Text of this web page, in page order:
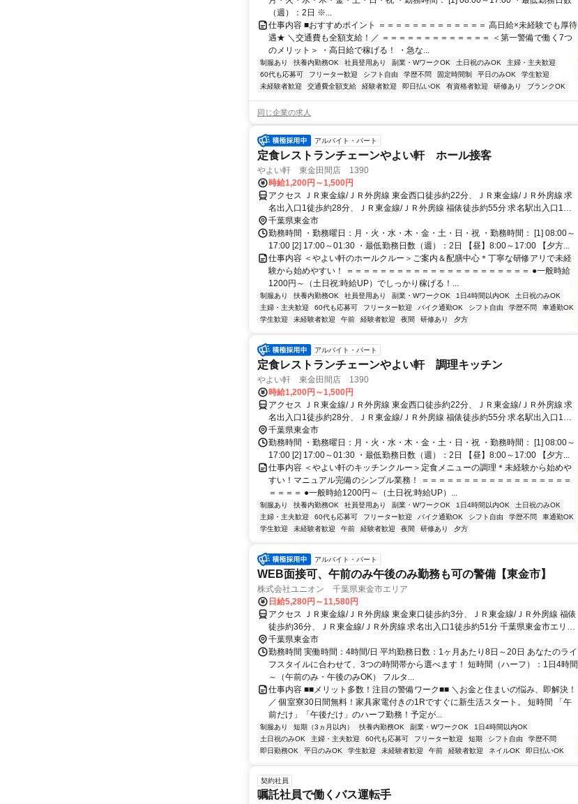
（週）：2日 ※...
仕事内容 ■おすすめポイント ＝＝＝＝＝＝＝＝＝＝＝＝＝ 高日給×未経験でも厚待
遇★ ＼交通費も全額支給！／ ＝＝＝＝＝＝＝＝＝＝＝＝＝ ＜第一警備で働く7つ
のメリット＞ ・高日給で稼げる！ ・急な...
制服あり 扶養内勤務OK 社員登用あり 副業・WワークOK 土日祝のみOK
主婦・主夫歓迎
60代も応募可
フリーター歓迎 シフト自由 学歴不問 固定時間制 平日のみOK
学生歓迎
未経験者歓迎
交通費全額支給 経験者歓迎 即日払いOK 有資格者歓迎 研修あり ブランクOK
同じ企業の求人
アルバイト・パート
定食レストランチェーンやよい軒 ホール接客
やよい軒 東金田間店 1390
時給1,200円～1,500円
アクセス ＪＲ東金線/ＪＲ外房線 東金西口徒歩約22分、ＪＲ東金線/ＪＲ外房線 求
名出入口1徒歩約28分、ＪＲ東金線/ＪＲ外房線 福俵徒歩約55分 求名駅出入口1よ
り車4分
千葉県東金市
勤務時間 ・勤務曜日：月・火・水・木・金・土・日・祝 ・勤務時間： [1] 08:00～
17:00 [2] 17:00～01:30 ・最低勤務日数（週）：2日 【昼】8:00～17:00 【夕方...
仕事内容 ＜やよい軒のホールクルー＞ご案内＆配膳中心＊丁寧な研修アリで未経
験から始めやすい！ ＝＝＝＝＝＝＝＝＝＝＝＝＝＝＝＝＝＝＝＝＝＝ ●一般時給
1200円～（土日祝:時給UP）でしっかり稼げる！...
制服あり 扶養内勤務OK 社員登用あり 副業・WワークOK 1日4時間以内OK
土日祝のみOK
主婦・主夫歓迎
60代も応募可 フリーター歓迎 バイク通勤OK シフト自由 学歴不問
車通勤OK
学生歓迎
未経験者歓迎 午前 経験者歓迎 夜間 研修あり 夕方
アルバイト・パート
定食レストランチェーンやよい軒 調理キッチン
やよい軒 東金田間店 1390
時給1,200円～1,500円
アクセス ＪＲ東金線/ＪＲ外房線 東金西口徒歩約22分、ＪＲ東金線/ＪＲ外房線 求
名出入口1徒歩約28分、ＪＲ東金線/ＪＲ外房線 福俵徒歩約55分 求名駅出入口1よ
り車4分
千葉県東金市
勤務時間 ・勤務曜日：月・火・水・木・金・土・日・祝 ・勤務時間： [1] 08:00～
17:00 [2] 17:00～01:30 ・最低勤務日数（週）：2日 【昼】8:00～17:00 【夕方...
仕事内容 ＜やよい軒のキッチンクルー＞定食メニューの調理＊未経験から始めや
すい！マニュアル完備のシンプル業務！ ＝＝＝＝＝＝＝＝＝＝＝＝＝＝＝＝＝＝
＝＝＝＝ ●一般時給1200円～（土日祝:時給UP）...
制服あり 扶養内勤務OK 社員登用あり 副業・WワークOK 1日4時間以内OK
土日祝のみOK
主婦・主夫歓迎
60代も応募可 フリーター歓迎 バイク通勤OK シフト自由 学歴不問
車通勤OK
学生歓迎
未経験者歓迎 午前 経験者歓迎 夜間 研修あり 夕方
アルバイト・パート
WEB面接可、午前のみ午後のみ勤務も可の警備【東金市】
株式会社ユニオン 千葉県東金市エリア
日給5,280円～11,580円
アクセス ＪＲ東金線/ＪＲ外房線 東金東口徒歩約3分、ＪＲ東金線/ＪＲ外房線 福俵
徒歩約36分、ＪＲ東金線/ＪＲ外房線 求名出入口1徒歩約51分 千葉県東金市エリア
（東金駅、求名駅、福俵駅、千葉駅等）
千葉県東金市
勤務時間 実働時間：4時間/日 平均勤務日数：1ヶ月あたり8日～20日 あなたのライ
フスタイルに合わせて、3つの時間帯から選べます！ 短時間（ハーフ）：1日4時間
～（午前のみ・午後のみOK） フルタ...
仕事内容 ■■メリット多数！注目の警備ワーク■■ ＼お金と住まいの悩み、即解決！
／ 個室寮30日間無料！家具家電付きの1Rですぐに新生活スタート。 短時間 「午
前だけ」「午後だけ」のハーフ勤務！予定が...
制服あり 短期（3ヵ月以内） 扶養内勤務OK 副業・WワークOK
1日4時間以内OK
土日祝のみOK
主婦・主夫歓迎 60代も応募可 フリーター歓迎 短期 シフト自由
学歴不問
即日勤務OK
平日のみOK 学生歓迎 未経験者歓迎 午前 経験者歓迎 ネイルOK 即日払いOK
契約社員
嘱託社員で働くバス運転手